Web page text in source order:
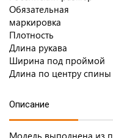
Обязательная
маркировка
Плотность
Длина рукава
Ширина под проймой
Длина по центру спины
Описание